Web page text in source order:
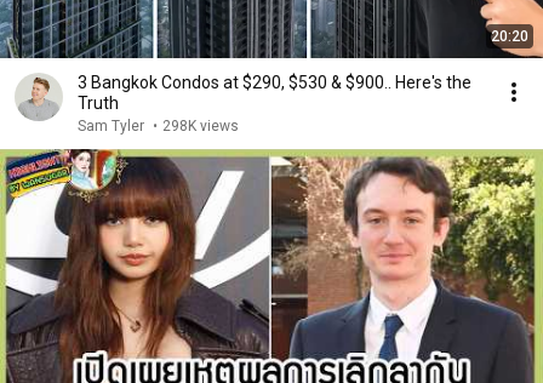
20:20
3 Bangkok Condos at $290, $530 & $900.. Here's the
Truth
Sam Tyler • 298K views